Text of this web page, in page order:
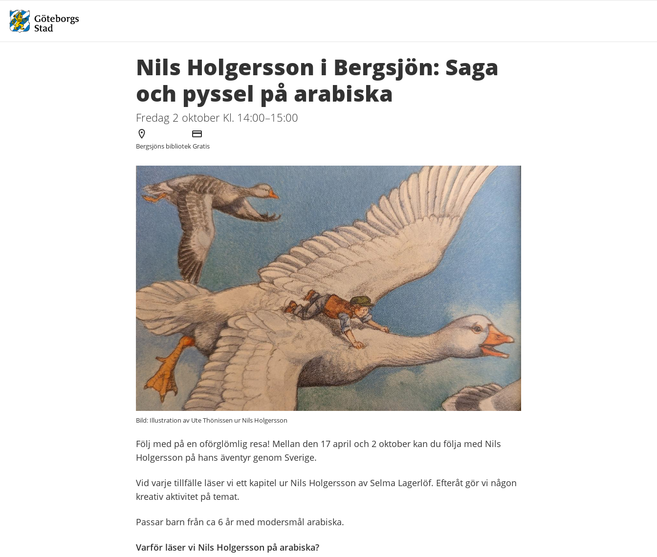
Nils Holgersson i Bergsjön: Saga
och pyssel på arabiska
Fredag 2 oktober Kl. 14:00–15:00
Arrangör
Bergsjöns bibliotek
Kostnad
Gratis
Bild: Illustration av Ute Thönissen ur Nils Holgersson
Följ med på en oförglömlig resa! Mellan den 17 april och 2 oktober kan du följa med Nils
Holgersson på hans äventyr genom Sverige.
Vid varje tillfälle läser vi ett kapitel ur Nils Holgersson av Selma Lagerlöf. Efteråt gör vi någon
kreativ aktivitet på temat.
Passar barn från ca 6 år med modersmål arabiska.
Varför läser vi Nils Holgersson på arabiska?